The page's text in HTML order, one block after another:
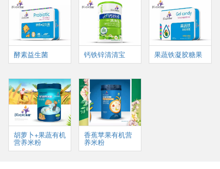
酵素益生菌 钙铁锌清清宝 果蔬铁凝胶糖果
胡萝卜+果蔬有机
营养米粉
香蕉苹果有机营
养米粉